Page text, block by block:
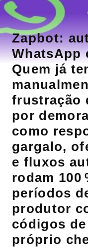
Zapbot:
WhatsApp
Quem já
frustração
por
como
gargalo,
e fluxos
rodam 100
períodos
produtor
códigos
próprio